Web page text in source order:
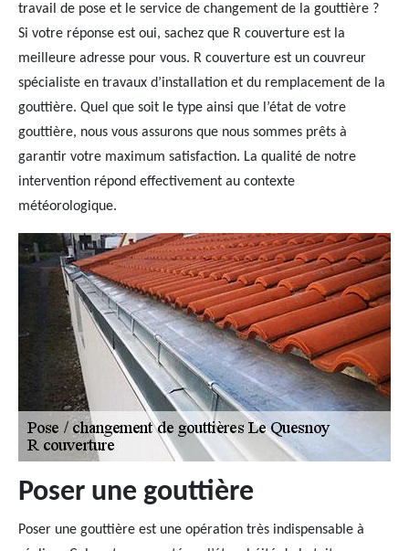
travail de pose et le service de changement de la gouttière ?
Si votre réponse est oui, sachez que R couverture est la
meilleure adresse pour vous. R couverture est un couvreur
spécialiste en travaux d’installation et du remplacement de la
gouttière. Quel que soit le type ainsi que l’état de votre
gouttière, nous vous assurons que nous sommes prêts à
garantir votre maximum satisfaction. La qualité de notre
intervention répond effectivement au contexte
météorologique.
Poser une gouttière
Poser une gouttière est une opération très indispensable à